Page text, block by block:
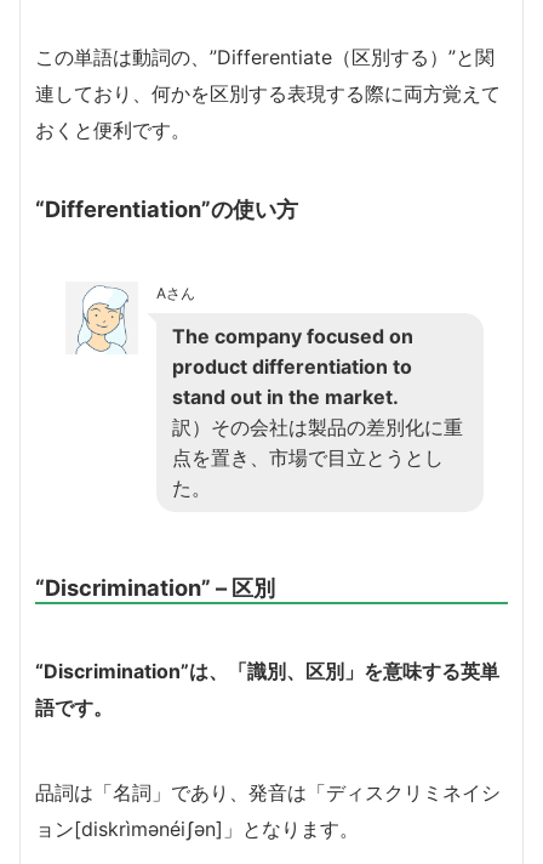
レ
ヤ
ー
この単語は動詞の、”Differentiate（区別する）”と関
連しており、何かを区別する表現する際に両方覚えて
おくと便利です。
“Differentiation”の使い方
Aさん
The company focused on
product differentiation to
stand out in the market.
訳）その会社は製品の差別化に重
点を置き、市場で目立とうとし
た。
“Discrimination” – 区別
“Discrimination”は、「識別、区別」を意味する英単
語です。
品詞は「名詞」であり、発音は「ディスクリミネイシ
ョン[diskrìmənéiʃən]」となります。